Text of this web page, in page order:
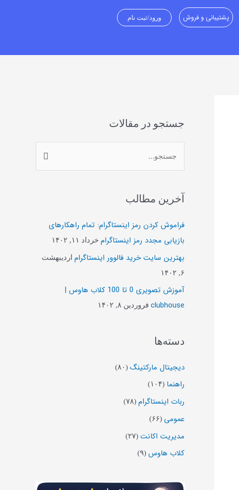
پشتیبانی و فروش ورود/ثبت نام
جستجو در مقالات
س
ج
ا
ی
:
آخرین مطالب
فراموش کردن رمز اینستاگرام: تمام راهکارهای
بازیابی مجدد رمز اینستاگرام خرداد ۱۱, ۱۴۰۲
بهترین سایت خرید فالوور اینستاگرام اردیبهشت
۶, ۱۴۰۲
آموزش تصویری 0 تا 100 کلاب هاوس |
clubhouse فروردین ۸, ۱۴۰۲
دسته‌ها
دیجیتال مارکتینگ (۸۰)
راهنما (۱۰۴)
ربات اینستاگرام (۷۸)
عمومی (۶۶)
مدیریت اکانت (۲۷)
کلاب هاوس (۹)